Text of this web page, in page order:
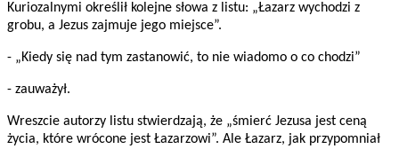
Kuriozalnymi określił kolejne słowa z listu: „Łazarz wychodzi z
grobu, a Jezus zajmuje jego miejsce”.
- „Kiedy się nad tym zastanowić, to nie wiadomo o co chodzi”
- zauważył.
Wreszcie autorzy listu stwierdzają, że „śmierć Jezusa jest ceną
życia, które wrócone jest Łazarzowi”. Ale Łazarz, jak przypomniał